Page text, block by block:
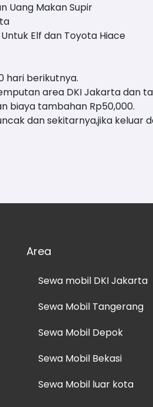
Uang Makan Supir
Elf dan Toyota Hiace
hari berikutnya.
area DKI Jakarta dan
biaya tambahan Rp50,000.
dan sekitarnya,jika keluar
Area
Sewa mobil DKI Jakarta
Sewa Mobil Tangerang
Sewa Mobil Depok
Sewa Mobil Bekasi
Sewa Mobil luar kota